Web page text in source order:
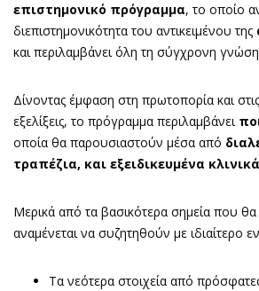
επιστημονικό πρόγραμμα, το οποίο
διεπιστημονικότητα του αντικειμένου της
και περιλαμβάνει όλη τη σύγχρονη
Δίνοντας έμφαση στη πρωτοπορία και
εξελίξεις, το πρόγραμμα περιλαμβάνει
οποία θα παρουσιαστούν μέσα από
τραπέζια, και εξειδικευμένα
Μερικά από τα βασικότερα σημεία που
αναμένεται να συζητηθούν με ιδιαίτερο
Τα νεότερα στοιχεία από